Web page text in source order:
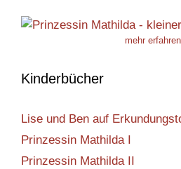
mehr
Kinderbücher
Lise und Ben auf
Prinzessin Mathilda I
Prinzessin Mathilda II